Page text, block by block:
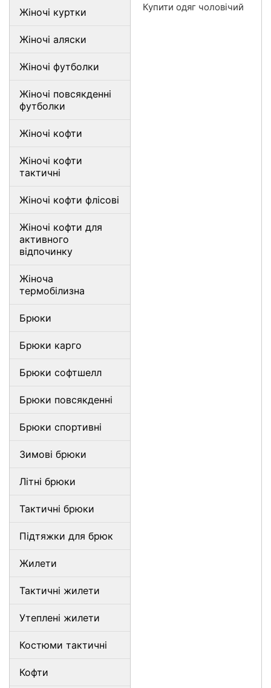
Жіночі куртки
Жіночі аляски
Жіночі футболки
Жіночі повсякденні
футболки
Жіночі кофти
Жіночі кофти
тактичні
Жіночі кофти флісові
Жіночі кофти для
активного
відпочинку
Жіноча
термобілизна
Брюки
Брюки карго
Брюки софтшелл
Брюки повсякденні
Брюки спортивні
Зимові брюки
Літні брюки
Тактичні брюки
Підтяжки для брюк
Жилети
Тактичні жилети
Утеплені жилети
Костюми тактичні
Кофти
Купити одяг чоловічий